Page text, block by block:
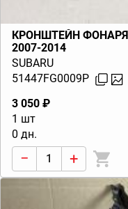
КРОНШТЕЙН ФОНАРЯ
2007-2014
SUBARU
51447FG0009P
3 050 ₽
1 шт
0 дн.
− +